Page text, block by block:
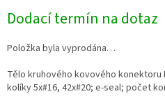
cena:
Dodací termín na dotaz
Položka byla vyprodána…
Tělo kruhového kovového konektoru
kolíky 5x#16, 42x#20; e-seal; počet